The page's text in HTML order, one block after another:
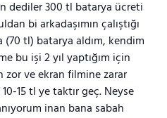
dediler 300 tl batarya ücreti
bi arkadaşımın çalıştığı
(70 tl) batarya aldım, kendim
bu işi 2 yıl yaptığım için
zor ve ekran filmine zarar
15 tl ye taktır geç. Neyse
inan bana sabah